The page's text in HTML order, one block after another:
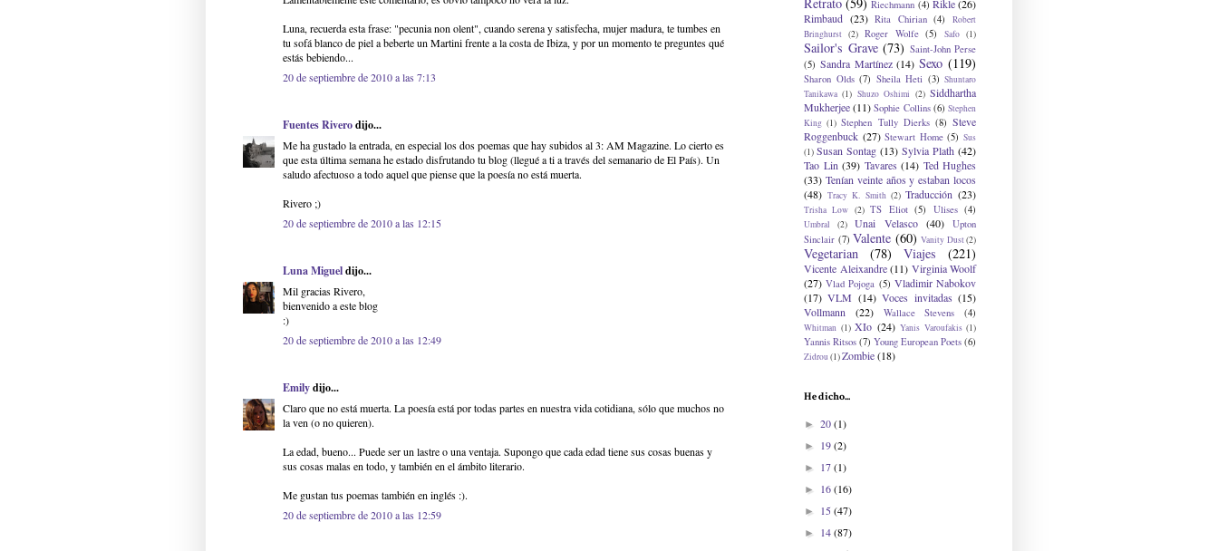
Luna, recuerda esta frase: "pecunia non olent", cuando serena y satisfecha, mujer madura, te tumbes en
tu sofá blanco de piel a beberte un Martini frente a la costa de Ibiza, y por un momento te preguntes qué
estás bebiendo...
20 de septiembre de 2010 a las 7:13
Fuentes Riverodijo...
Me ha gustado la entrada, en especial los dos poemas que hay subidos al 3: AM Magazine. Lo cierto es
que esta última semana he estado disfrutando tu blog (llegué a ti a través del semanario de El País). Un
saludo afectuoso a todo aquel que piense que la poesía no está muerta.
Rivero ;)
20 de septiembre de 2010 a las 12:15
Luna Migueldijo...
Mil gracias Rivero,
bienvenido a este blog
:)
20 de septiembre de 2010 a las 12:49
Emilydijo...
Claro que no está muerta. La poesía está por todas partes en nuestra vida cotidiana, sólo que muchos no
la ven (o no quieren).
La edad, bueno... Puede ser un lastre o una ventaja. Supongo que cada edad tiene sus cosas buenas y
sus cosas malas en todo, y también en el ámbito literario.
Me gustan tus poemas también en inglés :).
20 de septiembre de 2010 a las 12:59
Riechmann (4) Rikle (26)
Rimbaud (23) Rita Chirian (4)
Robert
Bringhurst (2) Roger Wolfe (5) Safo (1)
Sailor's Grave (73) Saint-John Perse
(5) Sandra Martínez (14) Sexo (119)
Sharon Olds (7) Sheila Heti (3) Shuntaro
Tanikawa (1) Shuzo Oshimi (2) Siddhartha
Mukherjee (11) Sophie Collins (6) Stephen
King (1) Stephen Tully Dierks (8) Steve
Roggenbuck (27) Stewart Home (5) Sus
(1) Susan Sontag (13) Sylvia Plath (42)
Tao Lin (39) Tavares (14) Ted Hughes
(33) Tenían veinte años y estaban locos
(48) Tracy K. Smith (2) Traducción (23)
Trisha Low (2) TS Eliot (5) Ulises (4)
Umbral (2) Unai Velasco (40)
Upton
Sinclair (7) Valente (60) Vanity Dust(2)
Vegetarian (78) Viajes (221)
Vicente Aleixandre (11) Virginia Woolf
(27) Vlad Pojoga (5) Vladimir Nabokov
(17) VLM (14) Voces invitadas (15)
Vollmann
(22) Wallace Stevens (4)
Whitman (1) XIo (24) Yanis Varoufakis (1)
Yannis Ritsos (7) Young European Poets (6)
Zidrou(1)Zombie(18)
He dicho...
► 20(1)
► 19(2)
► 17(1)
► 16(16)
► 15(47)
► 14(87)